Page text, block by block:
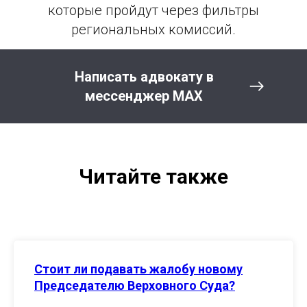
которые пройдут через фильтры
региональных комиссий.
Написать адвокату в
мессенджер MAX
Читайте также
Стоит ли подавать жалобу новому
Председателю Верховного Суда?